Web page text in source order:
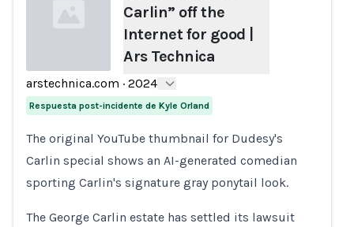
Loading...
Carlin” off the
Internet for good |
Ars Technica
arstechnica.com · 2024
Respuesta post-incidente de Kyle Orland
The original YouTube thumbnail for Dudesy's
Carlin special shows an AI-generated comedian
sporting Carlin's signature gray ponytail look.
The George Carlin estate has settled its lawsuit